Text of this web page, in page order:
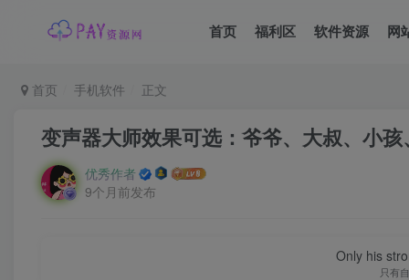
首页 福利区 软件资源 网
首页 手机软件 正文
变声器大师效果可选：爷爷、大叔、小
优秀作者
9个月前发布
Only his
只有